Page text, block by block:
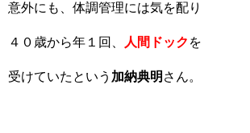
意外にも、体調管理には気を配り
４０歳から年１回、 人間ドック を
受けていたという 加納典明 さん。